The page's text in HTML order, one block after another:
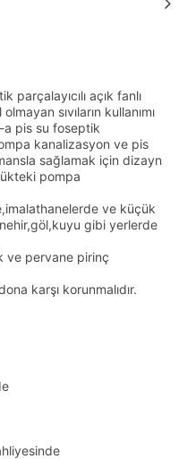
açık fanlı
sıvıların kullanımı
pis su foseptik
kanalizasyon ve pis
sağlamak için dizayn
pompa
ve küçük
gibi yerlerde
ve pervane pirinç
karşı korunmalıdır.